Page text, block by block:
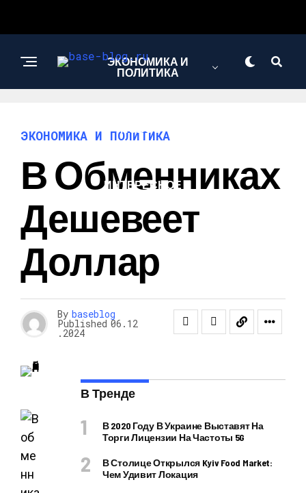
ЭКОНОМИКА И
ПОЛИТИКА
НОВОСТИ
ИНТЕРЕСНОЕ И
ЭКОНОМИКА И ПОЛИТИКА
В Обменниках
Дешевеет
Доллар
By baseblog
Published 06.12
.2024
В Тренде
В 2020 Году В Украине Выставят На
Торги Лицензии На Частоты 5G
В Столице Открылся Kyiv Food Market:
Чем Удивит Локация